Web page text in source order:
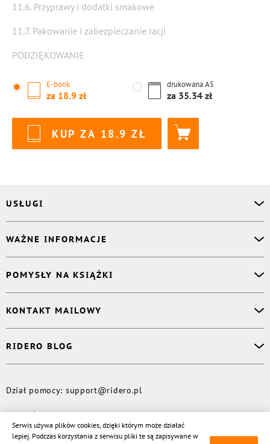
11.6. Przyprawy i dodatki smakowe
11.7. Pakowanie i zabezpieczanie racji
PODZIĘKOWANIE
E-book
za 18.9
drukowanaA5
za 35.34
KUP ZA 18.9
USŁUGI
Korektor
Projektant okładki
Druk Twojej książki
Publikacja
WAŻNE INFORMACJE
Książki Ridero
Pomoc
Polityka prywatności
POMYSŁY NA KSIĄŻKI
Dzienniczek malucha
Książka eksperta
Wydaj tomik poezji
KONTAKT MAILOWY
Kontakt dla mediów
RIDERO BLOG
Więcej
© Rideró, 2013—2026
Dział pomocy: support@ridero.pl
Serwis używa plików cookies, dzięki którym może działać
lepiej. Podczas korzystania z serwisu pliki te są zapisywane w